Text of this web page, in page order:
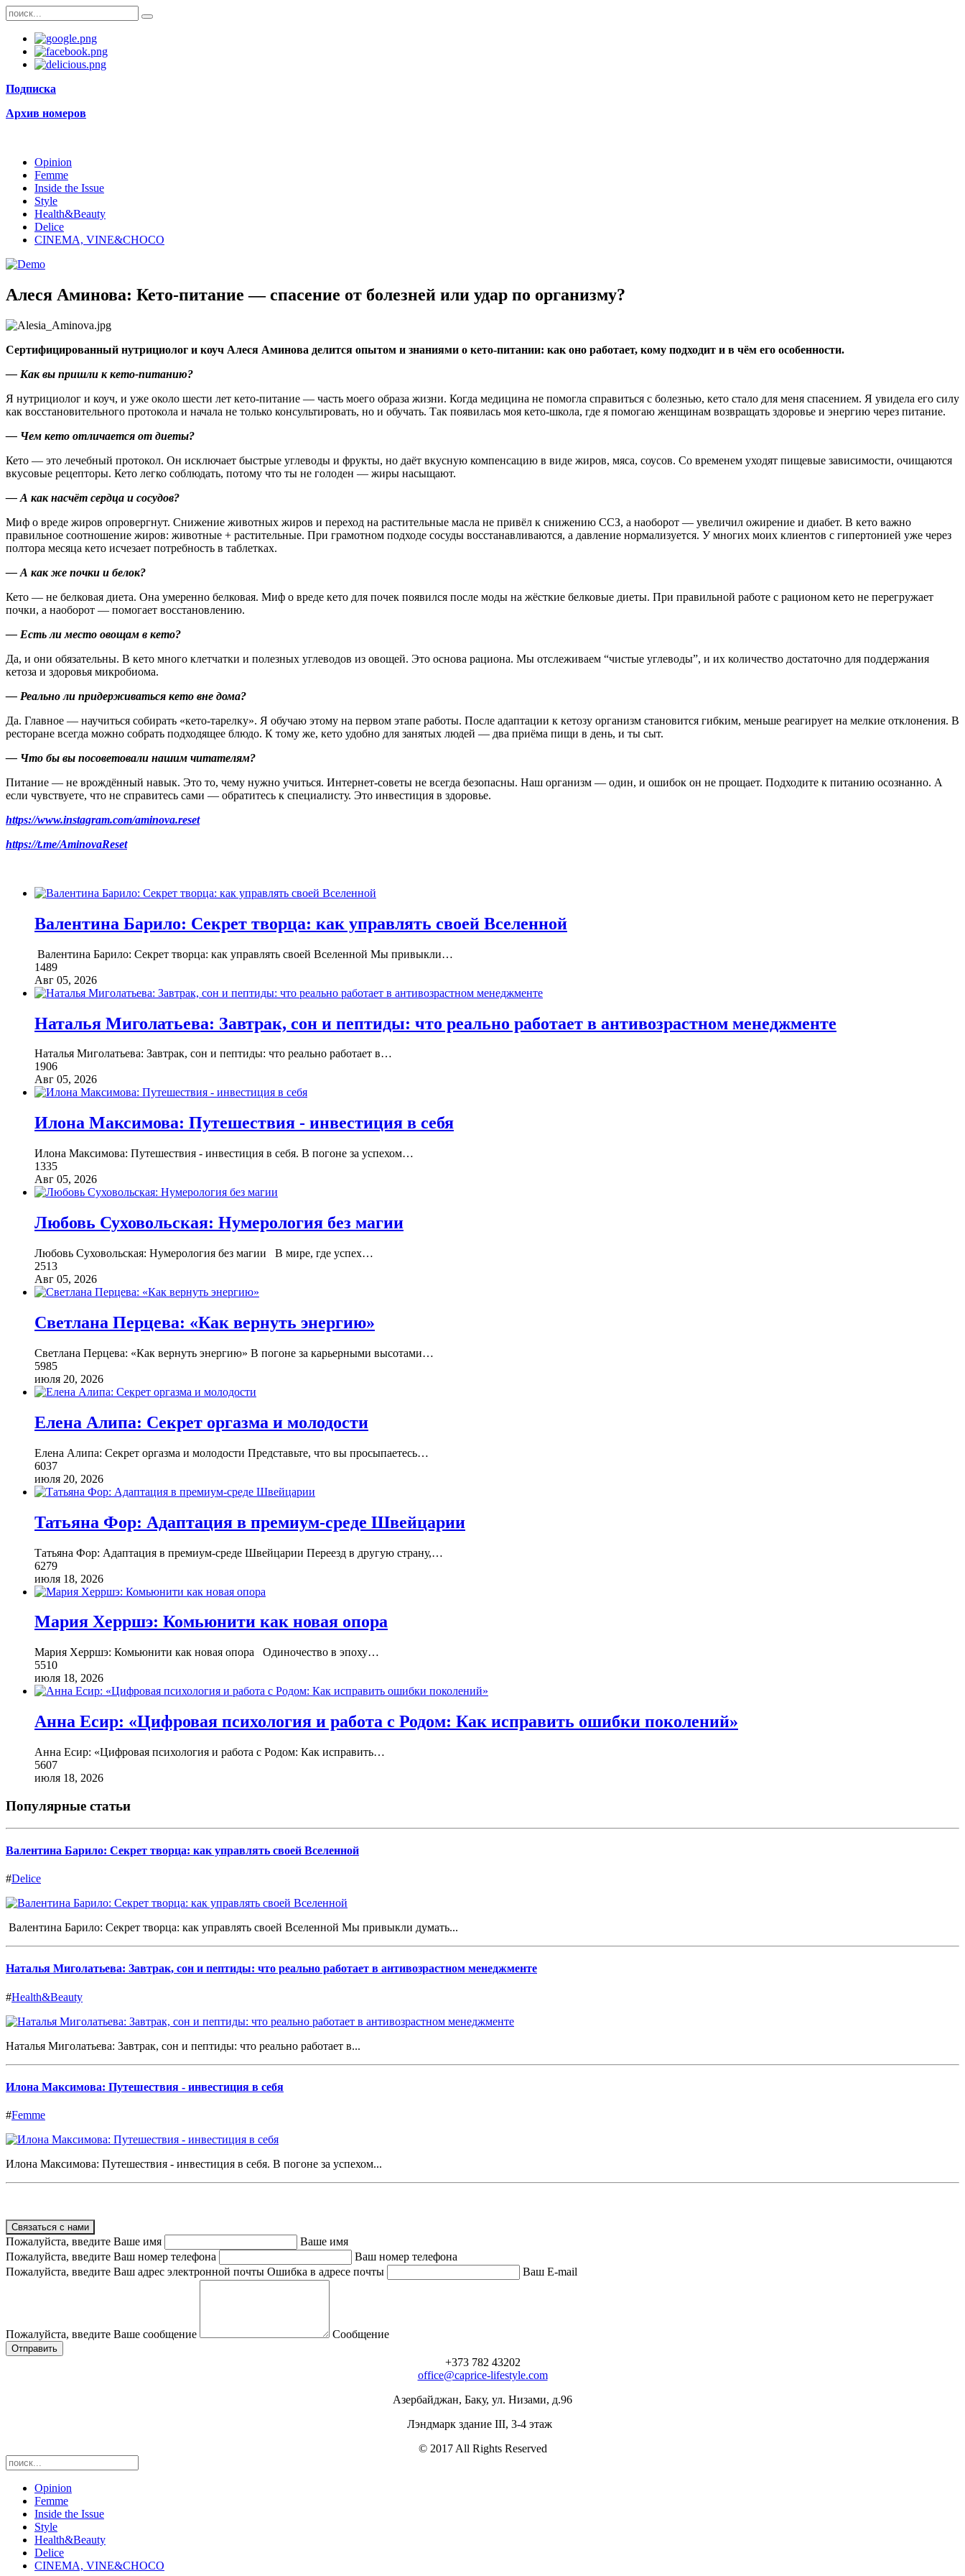
Подписка
Архив номеров
Opinion
Femme
Inside the Issue
Style
Health&Beauty
Delice
CINEMA, VINE&CHOCO
Алеся Аминова: Кето-питание — спасение от болезней или удар по организму?
Сертифицированный нутрициолог и коуч Алеся Аминова делится опытом и знаниями о кето-питании: как оно работает, кому подходит и в чём его особенности.
— Как вы пришли к кето-питанию?
Я нутрициолог и коуч, и уже около шести лет кето-питание — часть моего образа жизни. Когда медицина не помогла справиться с болезнью, кето стало для меня спасением. Я увидела его силу
как восстановительного протокола и начала не только консультировать, но и обучать. Так появилась моя кето-школа, где я помогаю женщинам возвращать здоровье и энергию через питание.
— Чем кето отличается от диеты?
Кето — это лечебный протокол. Он исключает быстрые углеводы и фрукты, но даёт вкусную компенсацию в виде жиров, мяса, соусов. Со временем уходят пищевые зависимости, очищаются
вкусовые рецепторы. Кето легко соблюдать, потому что ты не голоден — жиры насыщают.
— А как насчёт сердца и сосудов?
Миф о вреде жиров опровергнут. Снижение животных жиров и переход на растительные масла не привёл к снижению ССЗ, а наоборот — увеличил ожирение и диабет. В кето важно
правильное соотношение жиров: животные + растительные. При грамотном подходе сосуды восстанавливаются, а давление нормализуется. У многих моих клиентов с гипертонией уже через
полтора месяца кето исчезает потребность в таблетках.
— А как же почки и белок?
Кето — не белковая диета. Она умеренно белковая. Миф о вреде кето для почек появился после моды на жёсткие белковые диеты. При правильной работе с рационом кето не перегружает
почки, а наоборот — помогает восстановлению.
— Есть ли место овощам в кето?
Да, и они обязательны. В кето много клетчатки и полезных углеводов из овощей. Это основа рациона. Мы отслеживаем “чистые углеводы”, и их количество достаточно для поддержания
кетоза и здоровья микробиома.
— Реально ли придерживаться кето вне дома?
Да. Главное — научиться собирать «кето-тарелку». Я обучаю этому на первом этапе работы. После адаптации к кетозу организм становится гибким, меньше реагирует на мелкие отклонения. В
ресторане всегда можно собрать подходящее блюдо. К тому же, кето удобно для занятых людей — два приёма пищи в день, и ты сыт.
— Что бы вы посоветовали нашим читателям?
Питание — не врождённый навык. Это то, чему нужно учиться. Интернет-советы не всегда безопасны. Наш организм — один, и ошибок он не прощает. Подходите к питанию осознанно. А
если чувствуете, что не справитесь сами — обратитесь к специалисту. Это инвестиция в здоровье.
https://www.instagram.com/aminova.reset
https://t.me/AminovaReset
Валентина Барило: Секрет творца: как управлять своей Вселенной
Валентина Барило: Секрет творца: как управлять своей Вселенной Мы привыкли…
1489
Авг 05, 2026
Наталья Миголатьева: Завтрак, сон и пептиды: что реально работает в антивозрастном менеджменте
Наталья Миголатьева: Завтрак, сон и пептиды: что реально работает в…
1906
Авг 05, 2026
Илона Максимова: Путешествия - инвестиция в себя
Илона Максимова: Путешествия - инвестиция в себя. В погоне за успехом…
1335
Авг 05, 2026
Любовь Суховольская: Нумерология без магии
Любовь Суховольская: Нумерология без магии В мире, где успех…
2513
Авг 05, 2026
Светлана Перцева: «Как вернуть энергию»
Светлана Перцева: «Как вернуть энергию» В погоне за карьерными высотами…
5985
июля 20, 2026
Елена Алипа: Секрет оргазма и молодости
Елена Алипа: Секрет оргазма и молодости Представьте, что вы просыпаетесь…
6037
июля 20, 2026
Татьяна Фор: Адаптация в премиум-среде Швейцарии
Татьяна Фор: Адаптация в премиум-среде Швейцарии Переезд в другую страну,…
6279
июля 18, 2026
Мария Херршэ: Комьюнити как новая опора
Мария Херршэ: Комьюнити как новая опора Одиночество в эпоху…
5510
июля 18, 2026
Анна Есир: «Цифровая психология и работа с Родом: Как исправить ошибки поколений»
Анна Есир: «Цифровая психология и работа с Родом: Как исправить…
5607
июля 18, 2026
Популярные статьи
Валентина Барило: Секрет творца: как управлять своей Вселенной
#Delice
Валентина Барило: Секрет творца: как управлять своей Вселенной Мы привыкли думать...
Наталья Миголатьева: Завтрак, сон и пептиды: что реально работает в антивозрастном менеджменте
#Health&Beauty
Наталья Миголатьева: Завтрак, сон и пептиды: что реально работает в...
Илона Максимова: Путешествия - инвестиция в себя
#Femme
Илона Максимова: Путешествия - инвестиция в себя. В погоне за успехом...
Связаться с нами
Пожалуйста, введите Ваше имя
Ваше имя
Пожалуйста, введите Ваш номер телефона
Ваш номер телефона
Пожалуйста, введите Ваш адрес электронной почты Ошибка в адресе почты Ваш E-mail
Пожалуйста, введите Ваше сообщение Сообщение
+373 782 43202
office@caprice-lifestyle.com
Азербайджан, Баку, ул. Низами, д.96
Лэндмарк здание III, 3-4 этаж
© 2017 All Rights Reserved
Opinion
Femme
Inside the Issue
Style
Health&Beauty
Delice
CINEMA, VINE&CHOCO